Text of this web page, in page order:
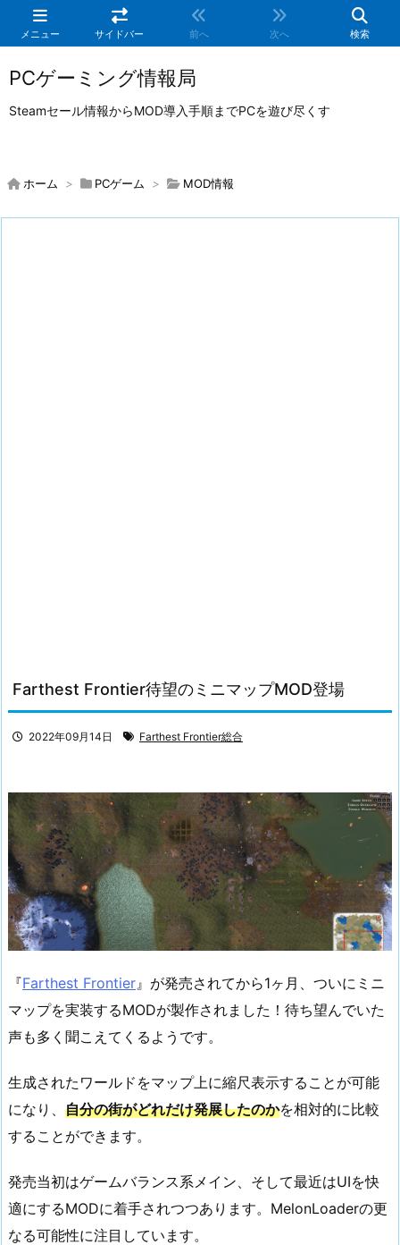
メニュー サイドバー 前へ 次へ 検索
PCゲーミング情報局
Steamセール情報からMOD導入手順までPCを遊び尽くす
ホーム > PCゲーム > MOD情報
Farthest Frontier待望のミニマップMOD登場
2022年09月14日 Farthest Frontier総合
『Farthest Frontier 』が発売されてから1ヶ月、ついにミニ
マップを実装するMODが製作されました！待ち望んでいた
声も多く聞こえてくるようです。
生成されたワールドをマップ上に縮尺表示することが可能
になり、 自分の街がどれだけ発展したのかを相対的に比較
することができます。
発売当初はゲームバランス系メイン、そして最近はUIを快
適にするMODに着手されつつあります。MelonLoaderの更
なる可能性に注目しています。